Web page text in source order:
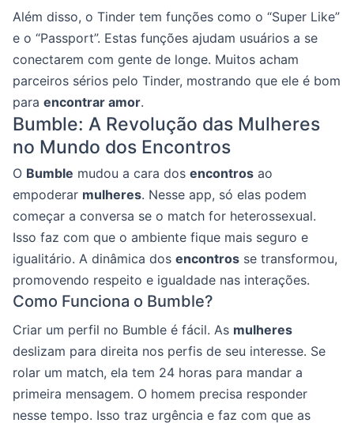
Além disso, o Tinder tem funções como o “Super Like”
e o “Passport”. Estas funções ajudam usuários a se
conectarem com gente de longe. Muitos acham
parceiros sérios pelo Tinder, mostrando que ele é bom
para encontrar amor.
Bumble: A Revolução das Mulheres
no Mundo dos Encontros
O Bumble mudou a cara dos encontros ao
empoderar mulheres. Nesse app, só elas podem
começar a conversa se o match for heterossexual.
Isso faz com que o ambiente fique mais seguro e
igualitário. A dinâmica dos encontros se transformou,
promovendo respeito e igualdade nas interações.
Como Funciona o Bumble?
Criar um perfil no Bumble é fácil. As mulheres
deslizam para direita nos perfis de seu interesse. Se
rolar um match, ela tem 24 horas para mandar a
primeira mensagem. O homem precisa responder
nesse tempo. Isso traz urgência e faz com que as